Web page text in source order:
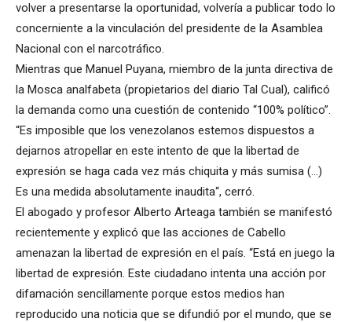
volver a presentarse la oportunidad, volvería a publicar todo lo
concerniente a la vinculación del presidente de la Asamblea
Nacional con el narcotráfico.
Mientras que Manuel Puyana, miembro de la junta directiva de
la Mosca analfabeta (propietarios del diario Tal Cual), calificó
la demanda como una cuestión de contenido “100% político”.
“Es imposible que los venezolanos estemos dispuestos a
dejarnos atropellar en este intento de que la libertad de
expresión se haga cada vez más chiquita y más sumisa (…)
Es una medida absolutamente inaudita“, cerró.
El abogado y profesor Alberto Arteaga también se manifestó
recientemente y explicó que las acciones de Cabello
amenazan la libertad de expresión en el país. “Está en juego la
libertad de expresión. Este ciudadano intenta una acción por
difamación sencillamente porque estos medios han
reproducido una noticia que se difundió por el mundo, que se